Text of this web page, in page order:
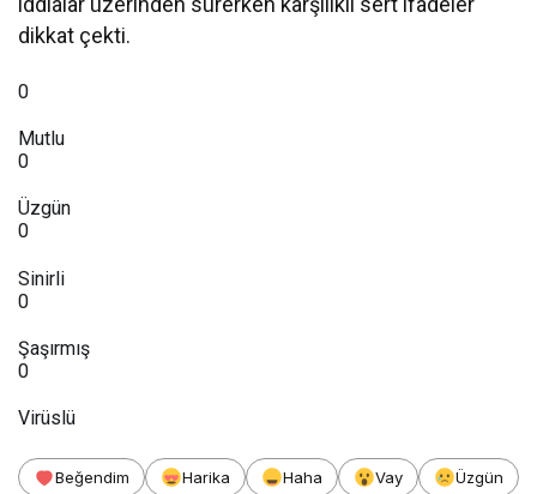
dikkat çekti.
0
Mutlu
0
Üzgün
0
Sinirli
0
Şaşırmış
0
Virüslü
Beğendim Harika Haha Vay
Üzgün